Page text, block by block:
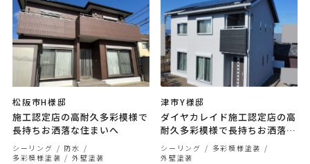
松阪市H様邸
施工認定店の高耐久多彩模様で
長持ちお洒落な住まいへ
シーリング
防水
多彩模様塗装
外壁塗装
津市Y様邸
ダイヤカレイド施工認定店の高
耐久多彩模様で長持ちお洒落な
住まいへ
シーリング
多彩模様塗装
外壁塗装